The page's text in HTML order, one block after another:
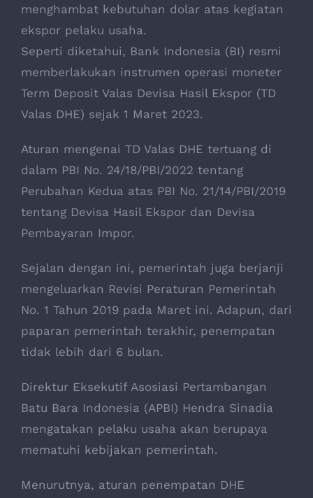
menghambat kebutuhan dolar atas kegiatan
ekspor pelaku usaha.
Seperti diketahui, Bank Indonesia (BI) resmi
memberlakukan instrumen operasi moneter
Term Deposit Valas Devisa Hasil Ekspor (TD
Valas DHE) sejak 1 Maret 2023.
Aturan mengenai TD Valas DHE tertuang di
dalam PBI No. 24/18/PBI/2022 tentang
Perubahan Kedua atas PBI No. 21/14/PBI/2019
tentang Devisa Hasil Ekspor dan Devisa
Pembayaran Impor.
Sejalan dengan ini, pemerintah juga berjanji
mengeluarkan Revisi Peraturan Pemerintah
No. 1 Tahun 2019 pada Maret ini. Adapun, dari
paparan pemerintah terakhir, penempatan
tidak lebih dari 6 bulan.
Direktur Eksekutif Asosiasi Pertambangan
Batu Bara Indonesia (APBI) Hendra Sinadia
mengatakan pelaku usaha akan berupaya
mematuhi kebijakan pemerintah.
Menurutnya, aturan penempatan DHE